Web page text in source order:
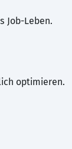
Job-Leben.
optimieren.